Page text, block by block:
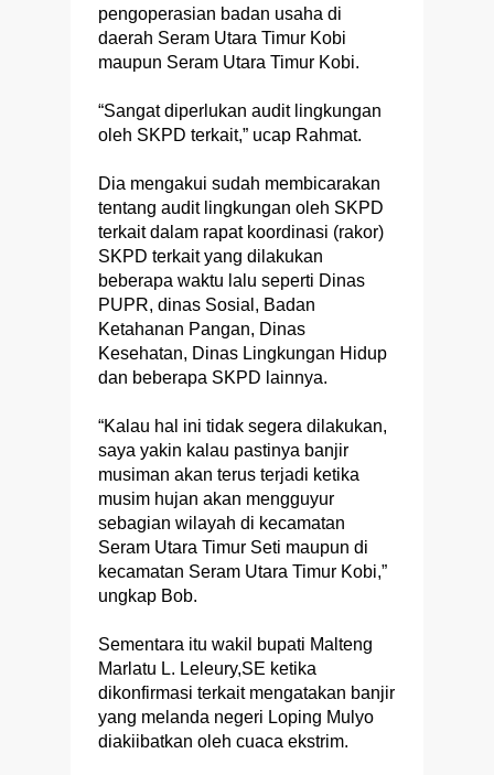
pengoperasian badan usaha di
daerah Seram Utara Timur Kobi
maupun Seram Utara Timur Kobi.
“Sangat diperlukan audit lingkungan
oleh SKPD terkait,” ucap Rahmat.
Dia mengakui sudah membicarakan
tentang audit lingkungan oleh SKPD
terkait dalam rapat koordinasi (rakor)
SKPD terkait yang dilakukan
beberapa waktu lalu seperti Dinas
PUPR, dinas Sosial, Badan
Ketahanan Pangan, Dinas
Kesehatan, Dinas Lingkungan Hidup
dan beberapa SKPD lainnya.
“Kalau hal ini tidak segera dilakukan,
saya yakin kalau pastinya banjir
musiman akan terus terjadi ketika
musim hujan akan mengguyur
sebagian wilayah di kecamatan
Seram Utara Timur Seti maupun di
kecamatan Seram Utara Timur Kobi,”
ungkap Bob.
Sementara itu wakil bupati Malteng
Marlatu L. Leleury,SE ketika
dikonfirmasi terkait mengatakan banjir
yang melanda negeri Loping Mulyo
diakiibatkan oleh cuaca ekstrim.